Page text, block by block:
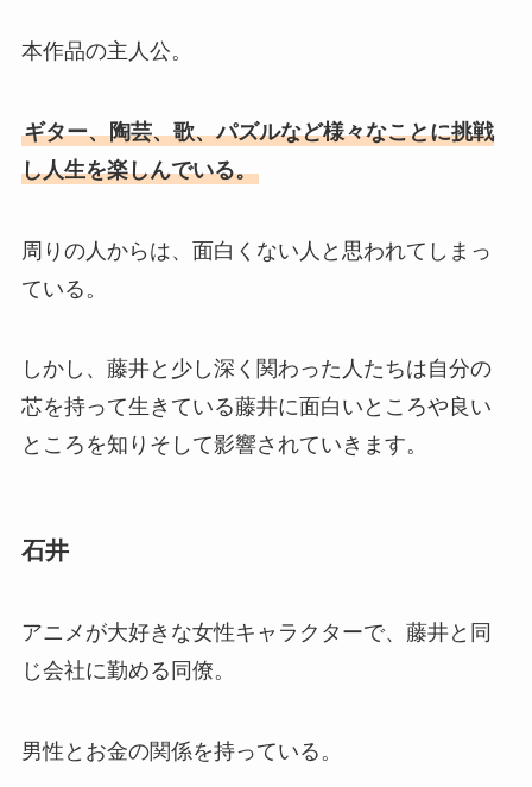
本作品の主人公。
ギター、陶芸、歌、パズルなど様々なことに挑戦
し人生を楽しんでいる。
周りの人からは、面白くない人と思われてしまっ
ている。
しかし、藤井と少し深く関わった人たちは自分の
芯を持って生きている藤井に面白いところや良い
ところを知りそして影響されていきます。
石井
アニメが大好きな女性キャラクターで、藤井と同
じ会社に勤める同僚。
男性とお金の関係を持っている。